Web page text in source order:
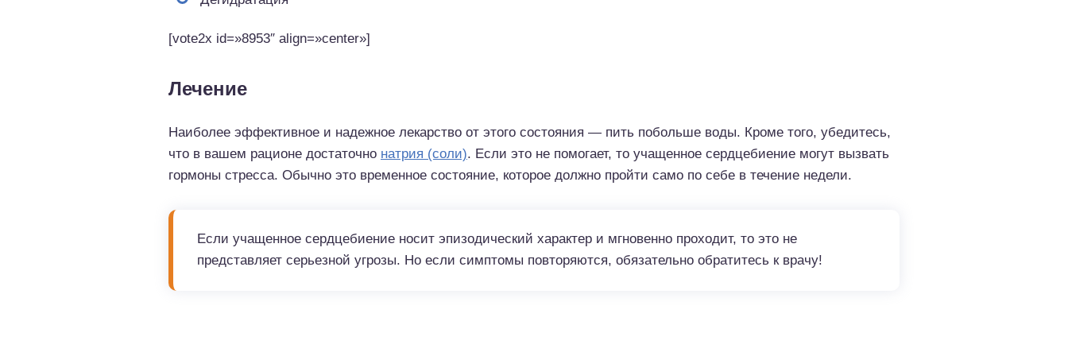
[vote2x id=»8953″ align=»center»]
Лечение
Наиболее эффективное и надежное лекарство от этого состояния — пить побольше воды. Кроме того, убедитесь,
что в вашем рационе достаточно натрия (соли). Если это не помогает, то учащенное сердцебиение могут вызвать
гормоны стресса. Обычно это временное состояние, которое должно пройти само по себе в течение недели.
Если учащенное сердцебиение носит эпизодический характер и мгновенно проходит, то это не
представляет серьезной угрозы. Но если симптомы повторяются, обязательно обратитесь к врачу!